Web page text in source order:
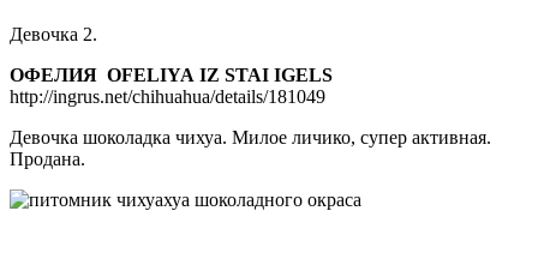
Девочка 2.
ОФЕЛИЯ OFELIYA IZ STAI IGELS
http://ingrus.net/chihuahua/details/181049
Девочка шоколадка чихуа. Милое личико, супер активная.
Продана.